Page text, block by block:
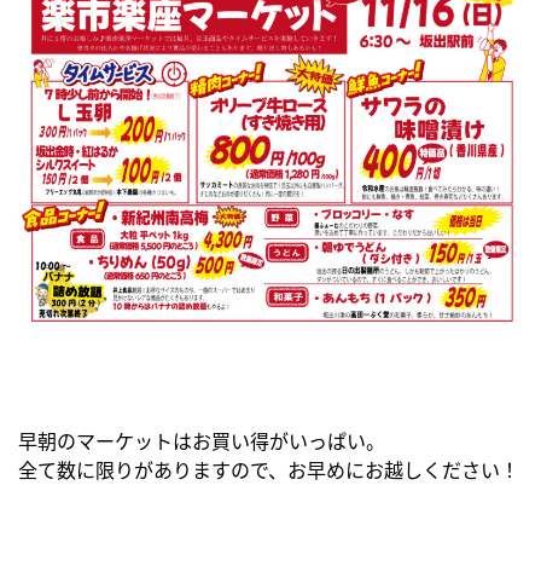
早朝のマーケットはお買い得がいっぱい。
全て数に限りがありますので、お早めにお越しください！